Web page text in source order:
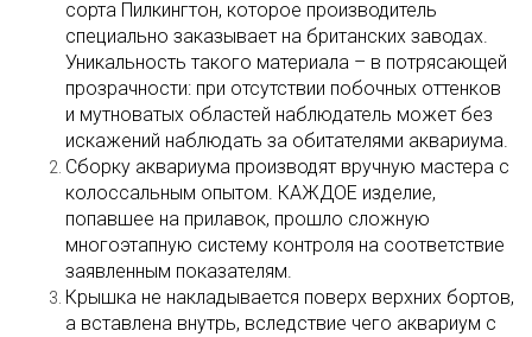
сорта Пилкингтон, которое производитель
специально заказывает на британских заводах.
Уникальность такого материала – в потрясающей
прозрачности: при отсутствии побочных оттенков
и мутноватых областей наблюдатель может без
искажений наблюдать за обитателями аквариума.
Сборку аквариума производят вручную мастера с
колоссальным опытом. КАЖДОЕ изделие,
попавшее на прилавок, прошло сложную
многоэтапную систему контроля на соответствие
заявленным показателям.
Крышка не накладывается поверх верхних бортов,
а вставлена внутрь, вследствие чего аквариум с